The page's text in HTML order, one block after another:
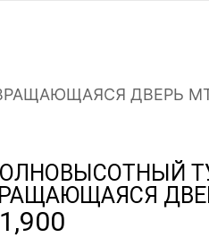
ДВЕРЬ
1,900